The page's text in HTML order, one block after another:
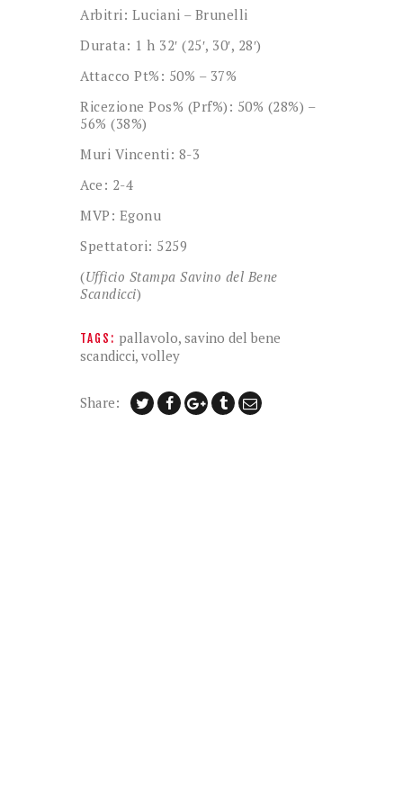
Arbitri: Luciani – Brunelli
Durata: 1 h 32′ (25′, 30′, 28′)
Attacco Pt%: 50% – 37%
Ricezione Pos% (Prf%): 50% (28%) –
56% (38%)
Muri Vincenti: 8-3
Ace: 2-4
MVP: Egonu
Spettatori: 5259
(Ufficio Stampa Savino del Bene
Scandicci)
TAGS: pallavolo, savino del bene
scandicci, volley
Share: